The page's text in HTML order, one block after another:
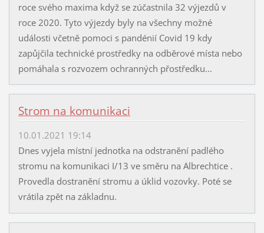
roce svého maxima když se zúčastnila 32 výjezdů v
roce 2020. Tyto výjezdy byly na všechny možné
události včetně pomoci s pandénií Covid 19 kdy
zapůjčila technické prostředky na odběrové místa nebo
pomáhala s rozvozem ochranných přostředku...
Strom na komunikaci
10.01.2021 19:14
Dnes vyjela místní jednotka na odstranění padlého
stromu na komunikaci I/13 ve směru na Albrechtice .
Provedla dostranění stromu a úklid vozovky. Poté se
vrátila zpět na základnu.